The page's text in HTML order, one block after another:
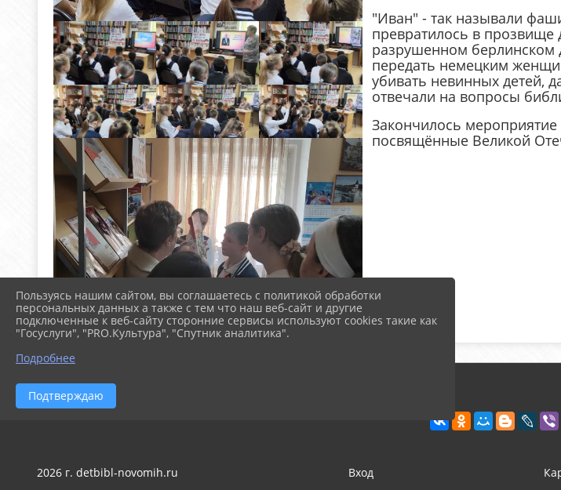
"Иван" - так называли
превратилось в
разрушенном берлинском
передать немецким
убивать невинных детей,
отвечали на вопросы
Закончилось
посвящённые Великой
2026 г. detbibl-novomih.ru Вход
Пользуясь нашим сайтом, вы соглашаетесь с политикой обработки
персональных данных а также с тем что наш веб-сайт и другие
подключенные к веб-сайту сторонние сервисы используют cookies такие как
"Госуслуги", "PRO.Культура", "Спутник аналитика".
Подробнее
Подтверждаю